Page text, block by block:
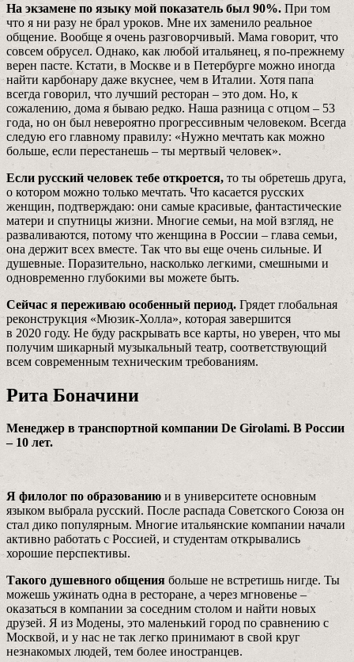
На экзамене по языку мой показатель был 90%. При том
что я ни разу не брал уроков. Мне их заменило реальное
общение. Вообще я очень разговорчивый. Мама говорит, что
совсем обрусел. Однако, как любой итальянец, я по-прежнему
верен пасте. Кстати, в Москве и в Петербурге можно иногда
найти карбонару даже вкуснее, чем в Италии. Хотя папа
всегда говорил, что лучший ресторан – это дом. Но, к
сожалению, дома я бываю редко. Наша разница с отцом – 53
года, но он был невероятно прогрессивным человеком. Всегда
следую его главному правилу: «Нужно мечтать как можно
больше, если перестанешь – ты мертвый человек».
Если русский человек тебе откроется, то ты обретешь друга,
о котором можно только мечтать. Что касается русских
женщин, подтверждаю: они самые красивые, фантастические
матери и спутницы жизни. Многие семьи, на мой взгляд, не
разваливаются, потому что женщина в России – глава семьи,
она держит всех вместе. Так что вы еще очень сильные. И
душевные. Поразительно, насколько легкими, смешными и
одновременно глубокими вы можете быть.
Сейчас я переживаю особенный период. Грядет глобальная
реконструкция «Мюзик-Холла», которая завершится
в 2020 году. Не буду раскрывать все карты, но уверен, что мы
получим шикарный музыкальный театр, соответствующий
всем современным техническим требованиям.
Рита Боначини
Менеджер в транспортной компании De Girolami. В России
– 10 лет.
Я филолог по образованию и в университете основным
языком выбрала русский. После распада Советского Союза он
стал дико популярным. Многие итальянские компании начали
активно работать с Россией, и студентам открывались
хорошие перспективы.
Такого душевного общения больше не встретишь нигде. Ты
можешь ужинать одна в ресторане, а через мгновенье –
оказаться в компании за соседним столом и найти новых
друзей. Я из Модены, это маленький город по сравнению с
Москвой, и у нас не так легко принимают в свой круг
незнакомых людей, тем более иностранцев.